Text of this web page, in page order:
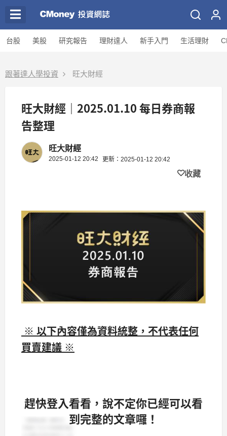
台股 美股 研究報告 理財達人 新手入門 生活理財
跟著達人學投資 旺大財經
旺大財經｜2025.01.10 每日券商報
告整理
旺大財經
2025-01-12 20:42 更新：2025-01-12 20:42
收藏
※ 以下內容僅為資料統整，不代表任何
買賣建議 ※
趕快登入看看，說不定你已經可以看
到完整的文章囉！